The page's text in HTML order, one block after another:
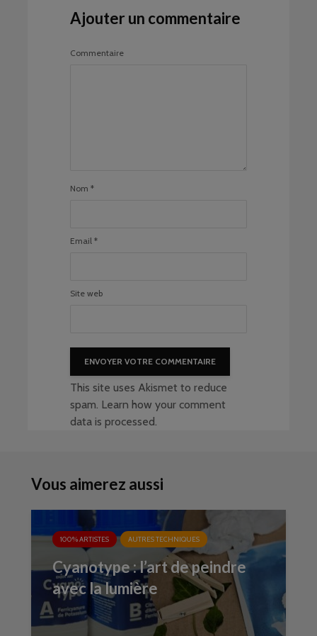
Ajouter un commentaire
Commentaire
Nom *
Email *
Site web
This site uses Akismet to reduce
spam. Learn how your comment
data is processed.
Vous aimerez aussi
100% ARTISTES AUTRES TECHNIQUES
Cyanotype : l’art de peindre
avec la lumière